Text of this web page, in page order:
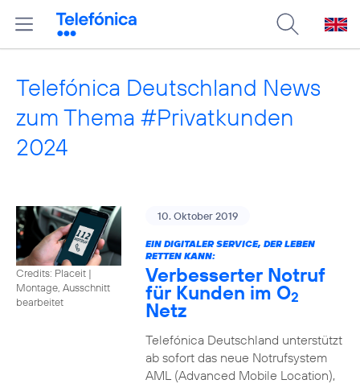
Telefónica Deutschland News
zum Thema #Privatkunden
2024
Credits: Placeit |
Montage, Ausschnitt
bearbeitet
10. Oktober 2019
EIN DIGITALER SERVICE, DER LEBEN
RETTEN KANN:
Verbesserter Notruf
für Kunden im O2
Netz
Telefónica Deutschland unterstützt
ab sofort das neue Notrufsystem
AML (Advanced Mobile Location),